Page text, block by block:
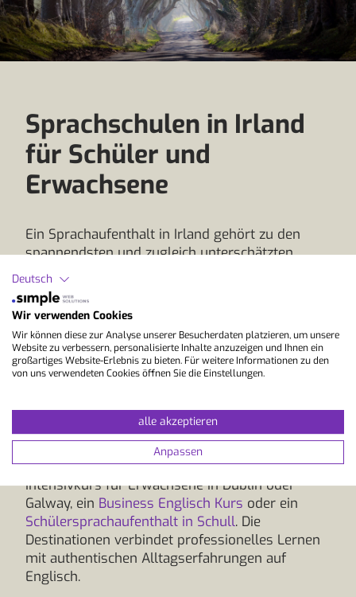
Sprachschulen in Irland
für Schüler und
Erwachsene
Ein Sprachaufenthalt in Irland gehört zu den
spannendsten und zugleich unterschätzten
Möglichkeiten, Englisch direkt im Alltag eines
englischsprachigen Landes zu lernen. Die
Kombination aus qualitativ hochwertigen
Sprachkursen, täglicher Anwendung der Sprache
und der offenen, herzlichen irischen Kultur
macht Irland zu einem immer beliebteren Ziel
für Sprachreisen aus der Schweiz.
Unsere ausgewählten Sprachschulen in Irland
bieten moderne Sprachkurse, erfahrene
Lehrpersonen und internationale Klassen mit
Teilnehmenden aus der ganzen Welt. Ob ein
Intensivkurs für Erwachsene in Dublin oder
Galway, ein Business Englisch Kurs oder ein
Schülersprachaufenthalt in Schull. Die
Destinationen verbindet professionelles Lernen
mit authentischen Alltagserfahrungen auf
Englisch.
Deutsch
Wir verwenden Cookies
Wir können diese zur Analyse unserer Besucherdaten platzieren, um unsere
Website zu verbessern, personalisierte Inhalte anzuzeigen und Ihnen ein
großartiges Website-Erlebnis zu bieten. Für weitere Informationen zu den
von uns verwendeten Cookies öffnen Sie die Einstellungen.
alle akzeptieren
Anpassen